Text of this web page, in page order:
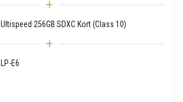
Ultispeed 256GB SDXC Kort (Class 10)
LP-E6